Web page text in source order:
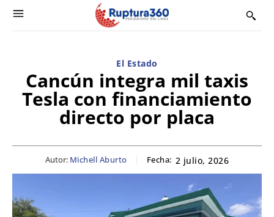
El Estado
Cancún integra mil taxis
Tesla con financiamiento
directo por placa
Autor: Michell Aburto Fecha: 2 julio, 2026